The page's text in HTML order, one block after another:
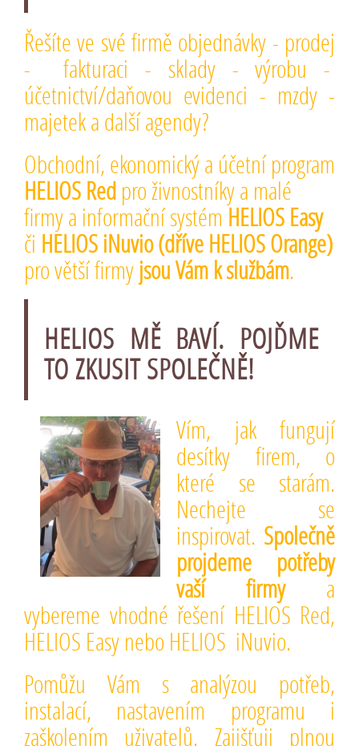
Řešíte ve své firmě objednávky - prodej
- fakturaci - sklady - výrobu -
účetnictví/daňovou evidenci - mzdy -
majetek a další agendy?
Obchodní, ekonomický a účetní program
HELIOS Red pro živnostníky a malé
firmy a informační systém HELIOS Easy
či HELIOS iNuvio (dříve HELIOS Orange)
pro větší firmy jsou Vám k službám.
HELIOS MĚ BAVÍ. POJĎME
TO ZKUSIT SPOLEČNĚ!
Vím, jak fungují
desítky firem, o
které se starám.
Nechejte se
inspirovat. Společně
projdeme potřeby
vaší firmya
vybereme vhodné řešení HELIOS Red,
HELIOS Easy nebo HELIOS iNuvio.
Pomůžu Vám s analýzou potřeb,
instalací, nastavením programu i
zaškolením uživatelů. Zajišťuji plnou